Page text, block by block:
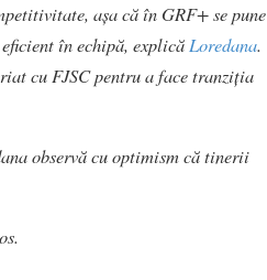
așa că în GRF+ se pune
în echipă, explicăLoredana.
cu FJSC pentru a face tranziția
observă cu optimism că tinerii